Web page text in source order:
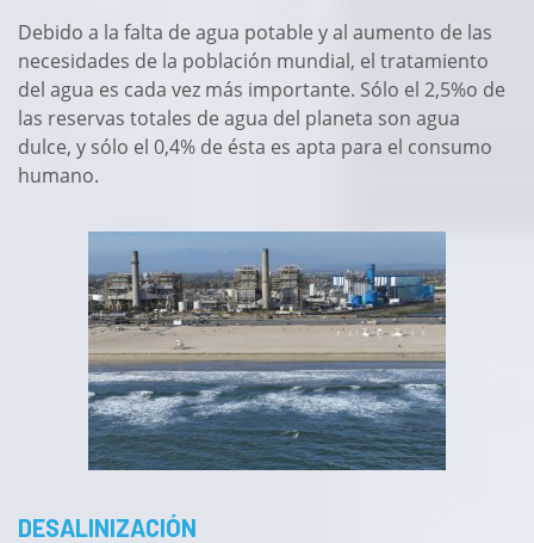
Debido a la falta de agua potable y al aumento de las
necesidades de la población mundial, el tratamiento
del agua es cada vez más importante. Sólo el 2,5%o de
las reservas totales de agua del planeta son agua
dulce, y sólo el 0,4% de ésta es apta para el consumo
humano.
DESALINIZACIÓN